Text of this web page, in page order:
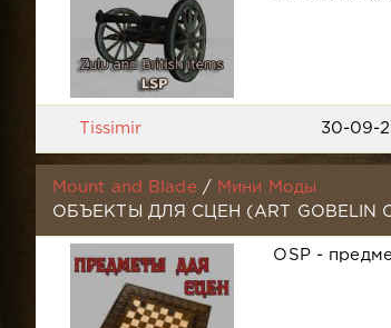
Tissimir 30-09-
Mount and Blade /
Мини Моды
ОБЪЕКТЫ ДЛЯ СЦЕН (ART GOBELIN
OSP -